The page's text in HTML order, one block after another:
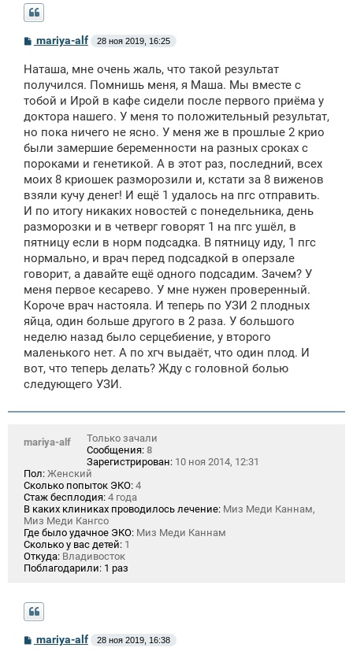
С
о
б
щ
н
и
mariya-alf 28 ноя 2019, 16:25
Наташа, мне очень жаль, что такой результат
получился. Помнишь меня, я Маша. Мы вместе с
тобой и Ирой в кафе сидели после первого приёма у
доктора нашего. У меня то положительный результат,
но пока ничего не ясно. У меня же в прошлые 2 крио
были замершие беременности на разных сроках с
пороками и генетикой. А в этот раз, последний, всех
моих 8 криошек разморозили и, кстати за 8 виженов
взяли кучу денег! И ещё 1 удалось на пгс отправить.
И по итогу никаких новостей с понедельника, день
разморозки и в четверг говорят 1 на пгс ушёл, в
пятницу если в норм подсадка. В пятницу иду, 1 пгс
нормально, и врач перед подсадкой в оперзале
говорит, а давайте ещё одного подсадим. Зачем? У
меня первое кесарево. У мне нужен проверенный.
Короче врач настояла. И теперь по УЗИ 2 плодных
яйца, один больше другого в 2 раза. У большого
неделю назад было серцебиение, у второго
маленького нет. А по хгч выдаёт, что один плод. И
вот, что теперь делать? Жду с головной болью
следующего УЗИ.
mariya-alf
Только зачали
Сообщения: 8
Зарегистрирован: 10 ноя 2014, 12:31
Пол: Женский
Сколько попыток ЭКО: 4
Стаж бесплодия: 4 года
В каких клиниках проводилось лечение: Миз Меди Каннам,
Миз Меди Кангсо
Где было удачное ЭКО: Миз Меди Каннам
Сколько у вас детей: 1
Откуда: Владивосток
Поблагодарили: 1 раз
С
о
mariya-alf 28 ноя 2019, 16:38